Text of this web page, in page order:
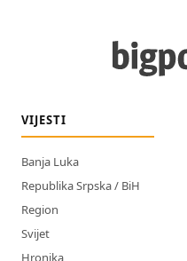
VIJESTI
Banja Luka
Republika Srpska / BiH
Region
Svijet
Hronika